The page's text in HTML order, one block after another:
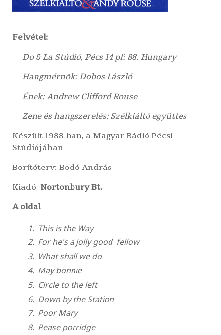
Felvétel:
Do & La Stúdió, Pécs 14 pf: 88. Hungary
Hangmérnök:Dobos László
Ének:Andrew Clifford Rouse
Zene és hangszerelés:Szélkiáltó együttes
Készült 1988-ban, aMagyar Rádió Pécsi
Stúdiójában
Borítóterv: Bodó András
Kiadó: Nortonbury Bt.
A oldal
This is the Way
For he's a jolly good fellow
What shall we do
May bonnie
Circle to the left
Down by the Station
Poor Mary
Pease porridge